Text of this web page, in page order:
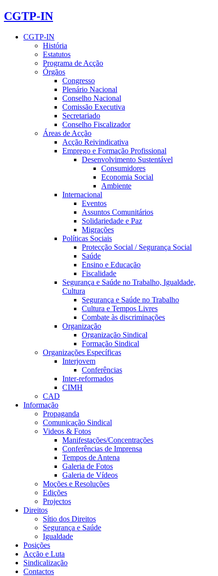
CGTP-IN
CGTP-IN
História
Estatutos
Programa de Acção
Órgãos
Congresso
Plenário Nacional
Conselho Nacional
Comissão Executiva
Secretariado
Conselho Fiscalizador
Áreas de Acção
Acção Reivindicativa
Emprego e Formação Profissional
Desenvolvimento Sustentável
Consumidores
Economia Social
Ambiente
Internacional
Eventos
Assuntos Comunitários
Solidariedade e Paz
Migrações
Políticas Sociais
Protecção Social / Segurança Social
Saúde
Ensino e Educação
Fiscalidade
Segurança e Saúde no Trabalho, Igualdade,
Cultura
Segurança e Saúde no Trabalho
Cultura e Tempos Livres
Combate às discriminações
Organização
Organização Sindical
Formação Sindical
Organizações Específicas
Interjovem
Conferências
Inter-reformados
CIMH
CAD
Informação
Propaganda
Comunicação Sindical
Videos & Fotos
Manifestações/Concentrações
Conferências de Imprensa
Tempos de Antena
Galeria de Fotos
Galeria de Vídeos
Moções e Resoluções
Edições
Projectos
Direitos
Sítio dos Direitos
Segurança e Saúde
Igualdade
Posições
Acção e Luta
Sindicalização
Contactos